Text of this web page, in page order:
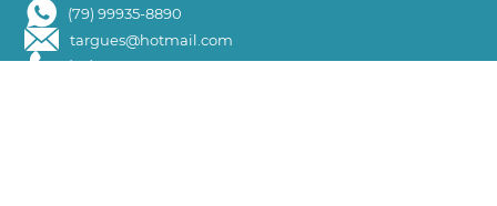
(79) 99935-8890
targues@hotmail.com
(79) 3257-3644